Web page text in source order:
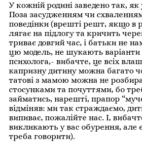
У кожній родині заведено так, як
Поза засудженням чи
поведінки (врешті решт, якщо в
лягає на підлогу та кричить
триває довгий час, і батьки не
цю модель, не шукають варіанти
психолога,- вибачте, це всіх
капризну дитину можна багато
татові з мамою можна не
стосунками та почуттями, бо
займатись, нарешті, прапор
відміняв: ми так страждаємо,
випиває, пожалійте нас. І,
викликають у вас обурення, але
треба говорити).